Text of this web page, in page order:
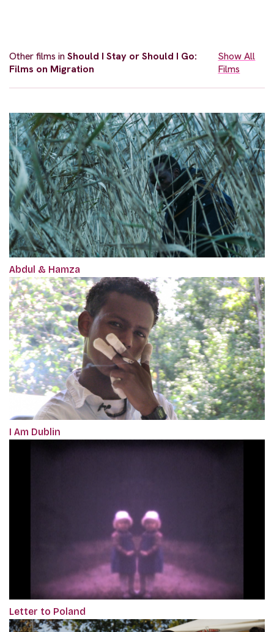
Other films inShould I Stay or Should I Go:
Films on Migration
Show All
Films
Abdul & Hamza
I Am Dublin
Letter to Poland